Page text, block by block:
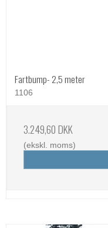
Fartbump- 2,5 meter
1106
3.249,60 DKK
(ekskl. moms)